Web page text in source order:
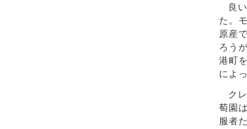
良
た。
原産
ろう
港町
によ
ク
萄園
服者